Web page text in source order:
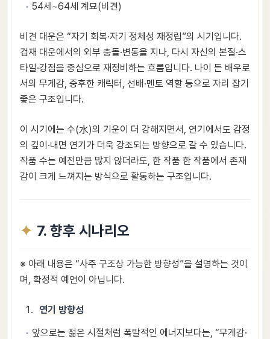
54세~64세 계묘(비견)
비견 대운은 “자기 회복·자기 정체성 재정립”의 시기입니다.
겁재 대운에서의 외부 충돌·변동을 지나, 다시 자신의 본질·스
타일·강점을 중심으로 재정비하는 흐름입니다. 나이 든 배우로
서의 무게감, 중후한 캐릭터, 선배·멘토 역할 등으로 자리 잡기
좋은 구조입니다.
이 시기에는 수(水)의 기운이 더 강해지면서, 연기에서도 감정
의 깊이·내면 연기가 더욱 강조되는 방향으로 갈 수 있습니다.
작품 수는 예전만큼 많지 않더라도, 한 작품 한 작품에서 존재
감이 크게 느껴지는 방식으로 활동하는 구조입니다.
7. 향후 시나리오
※ 아래 내용은 “사주 구조상 가능한 방향성”을 설명하는 것이
며, 확정적 예언이 아닙니다.
연기 방향성
앞으로는 젊은 시절처럼 폭발적인 에너지보다는, “무게감·